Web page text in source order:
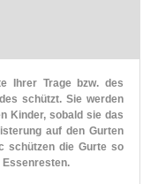
Ihrer Trage bzw. des
schützt. Sie werden
Kinder, sobald sie das
auf den Gurten
schützen die Gurte so
Essenresten.